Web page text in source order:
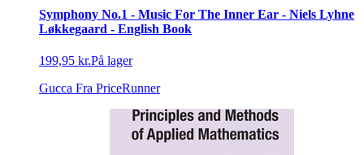
Symphony No.1 - Music For The Inner Ear - Niels Lyhne
Løkkegaard - English Book
199,95 kr.På lager
Gucca Fra PriceRunner